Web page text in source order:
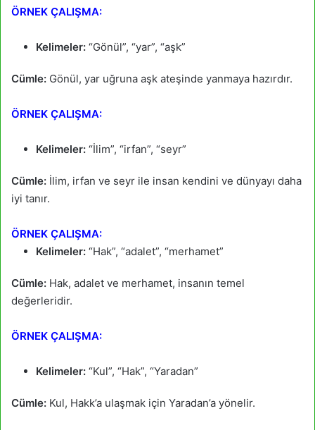
ÖRNEK ÇALIŞMA:
Kelimeler: “Gönül”, “yar”, “aşk”
Cümle: Gönül, yar uğruna aşk ateşinde yanmaya hazırdır.
ÖRNEK ÇALIŞMA:
Kelimeler: “İlim”, “irfan”, “seyr”
Cümle: İlim, irfan ve seyr ile insan kendini ve dünyayı daha
iyi tanır.
ÖRNEK ÇALIŞMA:
Kelimeler: “Hak”, “adalet”, “merhamet”
Cümle: Hak, adalet ve merhamet, insanın temel
değerleridir.
ÖRNEK ÇALIŞMA:
Kelimeler: “Kul”, “Hak”, “Yaradan”
Cümle: Kul, Hakk’a ulaşmak için Yaradan’a yönelir.